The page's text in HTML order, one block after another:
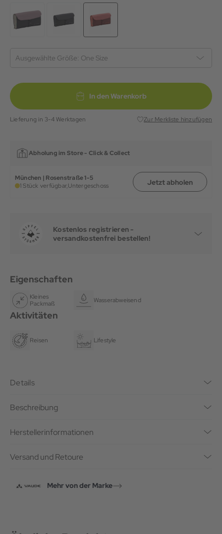
Ausgewählte Größe: One Size
In den Warenkorb
Lieferung in 3-4 Werktagen Zur Merkliste hinzufügen
Abholung im Store - Click & Collect
München | Rosenstraße 1-5
1 Stück verfügbar,Untergeschoss Jetzt abholen
Kostenlos registrieren -
versandkostenfrei bestellen!
Eigenschaften
Kleines
Packmaß
Wasserabweisend
Aktivitäten
Reisen Lifestyle
Details
Beschreibung
Herstellerinformationen
Versand und Retoure
Mehr von der Marke